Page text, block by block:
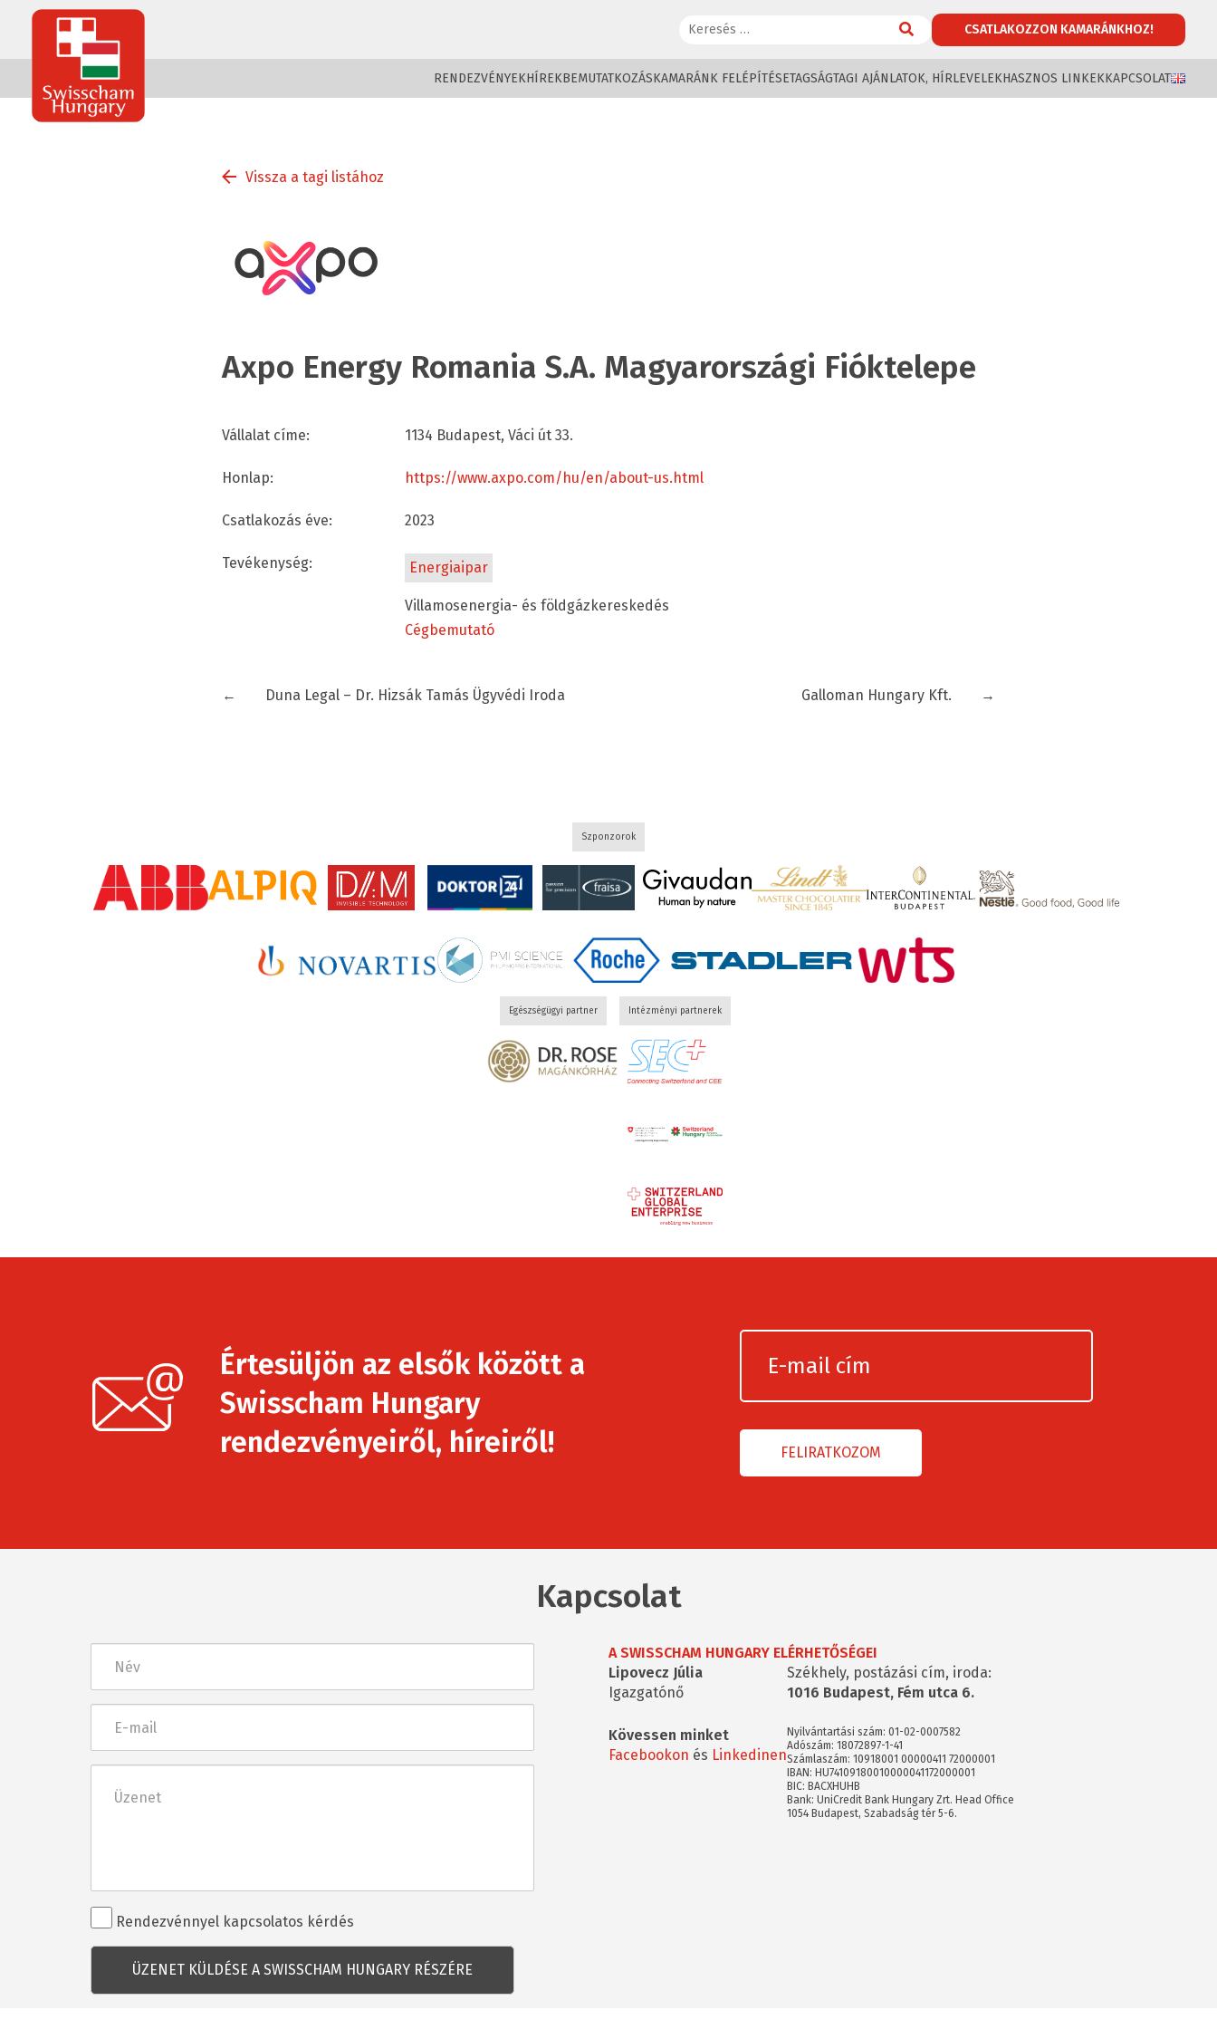
Swisscham
Hungary
Keresés: CSATLAKOZZON KAMARÁNKHOZ!
RENDEZVÉNYEKHÍREKBEMUTATKOZÁSKAMARÁNK FELÉPÍTÉSETAGSÁGTAGI AJÁNLATOK, HÍRLEVELEKHASZNOS LINKEKKAPCSOLAT
Vissza a tagi listához
Axpo Energy Romania S.A. Magyarországi Fióktelepe
Vállalat címe: 1134 Budapest, Váci út 33.
Honlap: https://www.axpo.com/hu/en/about-us.html
Csatlakozás éve: 2023
Tevékenység: Energiaipar
Villamosenergia- és földgázkereskedés
Cégbemutató
← Duna Legal – Dr. Hizsák Tamás Ügyvédi Iroda →
Galloman Hungary Kft.
Szponzorok
Egészségügyi partner Intézményi partnerek
Értesüljön az elsők között a
Swisscham Hungary
rendezvényeiről, híreiről!
Kapcsolat
mail
Rendezvénnyel
kapcsolatos
kérdés
Rendezvénnyel kapcsolatos kérdés
A SWISSCHAM HUNGARY ELÉRHETŐSÉGEI
Lipovecz Júlia
Igazgatónő
Kövessen minket
Facebookon és Linkedinen
Székhely, postázási cím, iroda:
1016 Budapest, Fém utca 6.
Nyilvántartási szám: 01-02-0007582
Adószám: 18072897-1-41
Számlaszám: 10918001 00000411 72000001
IBAN: HU74109180010000041172000001
BIC: BACXHUHB
Bank: UniCredit Bank Hungary Zrt. Head Office
1054 Budapest, Szabadság tér 5-6.